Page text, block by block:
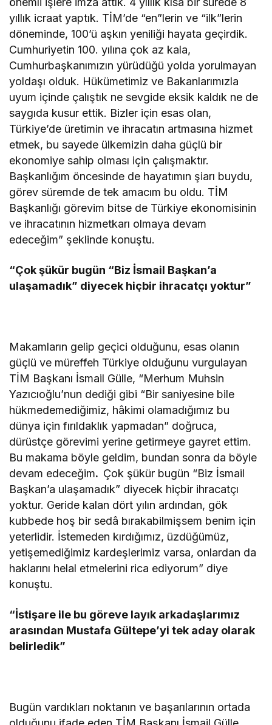
yıllık icraat yaptık. TİM’de “en”lerin ve “ilk”lerin
döneminde, 100’ü aşkın yeniliği hayata geçirdik.
Cumhuriyetin 100. yılına çok az kala,
Cumhurbaşkanımızın yürüdüğü yolda yorulmayan
yoldaşı olduk. Hükümetimiz ve Bakanlarımızla
uyum içinde çalıştık ne sevgide eksik kaldık ne de
saygıda kusur ettik. Bizler için esas olan,
Türkiye’de üretimin ve ihracatın artmasına hizmet
etmek, bu sayede ülkemizin daha güçlü bir
ekonomiye sahip olması için çalışmaktır.
Başkanlığım öncesinde de hayatımın şiarı buydu,
görev süremde de tek amacım bu oldu. TİM
Başkanlığı görevim bitse de Türkiye ekonomisinin
ve ihracatının hizmetkarı olmaya devam
edeceğim” şeklinde konuştu.
“Çok şükür bugün “Biz İsmail Başkan’a
ulaşamadık” diyecek hiçbir ihracatçı yoktur”
Makamların gelip geçici olduğunu, esas olanın
güçlü ve müreffeh Türkiye olduğunu vurgulayan
TİM Başkanı İsmail Gülle, “Merhum Muhsin
Yazıcıoğlu’nun dediği gibi “Bir saniyesine bile
hükmedemediğimiz, hâkimi olamadığımız bu
dünya için fırıldaklık yapmadan” doğruca,
dürüstçe görevimi yerine getirmeye gayret ettim.
Bu makama böyle geldim, bundan sonra da böyle
devam edeceğim. Çok şükür bugün “Biz İsmail
Başkan’a ulaşamadık” diyecek hiçbir ihracatçı
yoktur. Geride kalan dört yılın ardından, gök
kubbede hoş bir sedâ bırakabilmişsem benim için
yeterlidir. İstemeden kırdığımız, üzdüğümüz,
yetişemediğimiz kardeşlerimiz varsa, onlardan da
haklarını helal etmelerini rica ediyorum” diye
konuştu.
“İstişare ile bu göreve layık arkadaşlarımız
arasından Mustafa Gültepe’yi tek aday olarak
belirledik”
Bugün vardıkları noktanın ve başarılarının ortada